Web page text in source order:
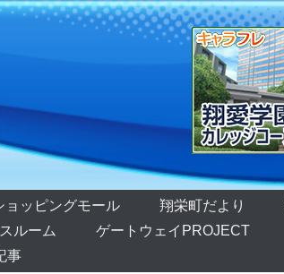
ョッピングモール 翔栄町だより
ルーム ゲートウェイPROJECT
事